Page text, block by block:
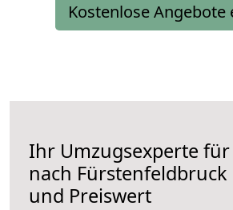
Kostenlose Angebote
Ihr Umzugsexperte
nach Fürstenfeldbruck
und Preiswert